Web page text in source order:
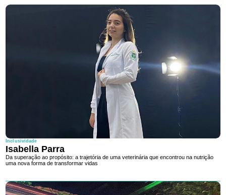
Inclusividade
Isabella Parra
Da superação ao propósito: a trajetória de uma veterinária que encontrou na nutrição
uma nova forma de transformar vidas